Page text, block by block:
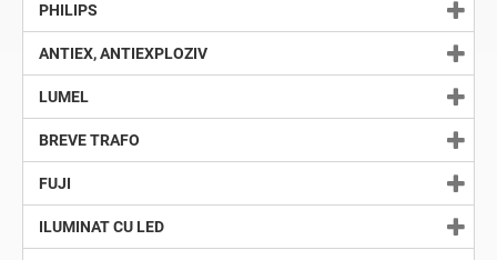
PHILIPS
ANTIEX, ANTIEXPLOZIV
LUMEL
BREVE TRAFO
FUJI
ILUMINAT CU LED